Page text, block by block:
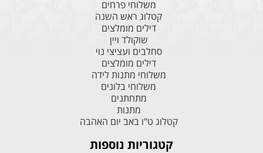
משלוחי פרחים
קטלוג ראש השנה
דילים מומלצים
שוקולד ויין
סחלבים ועציצי נוי
דילים מומלצים
משלוחי מתנות לידה
משלוחי בלונים
מתחתנים
מתנות
קטלוג ט"ו באב יום האהבה
קטגוריות נוספות